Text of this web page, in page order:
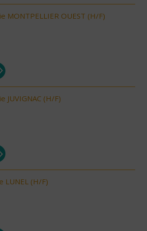
MONTPELLIER OUEST (H/F)
JUVIGNAC (H/F)
LUNEL (H/F)